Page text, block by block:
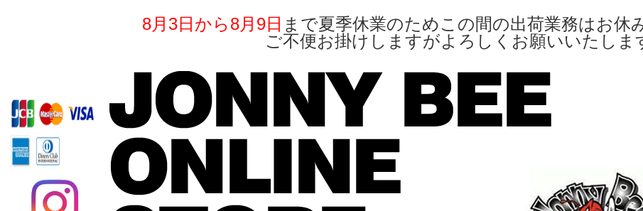
8月3日から8月9日 まで夏季休業のためこの間の出荷業務はお休
ご不便お掛けしますがよろしくお願いいたし